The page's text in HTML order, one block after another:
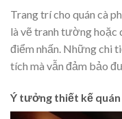
Trang trí cho quán cà
là vẽ tranh tường hoặc
điểm nhấn. Những chi
tích mà vẫn đảm bảo
Ý tưởng thiết kế quán